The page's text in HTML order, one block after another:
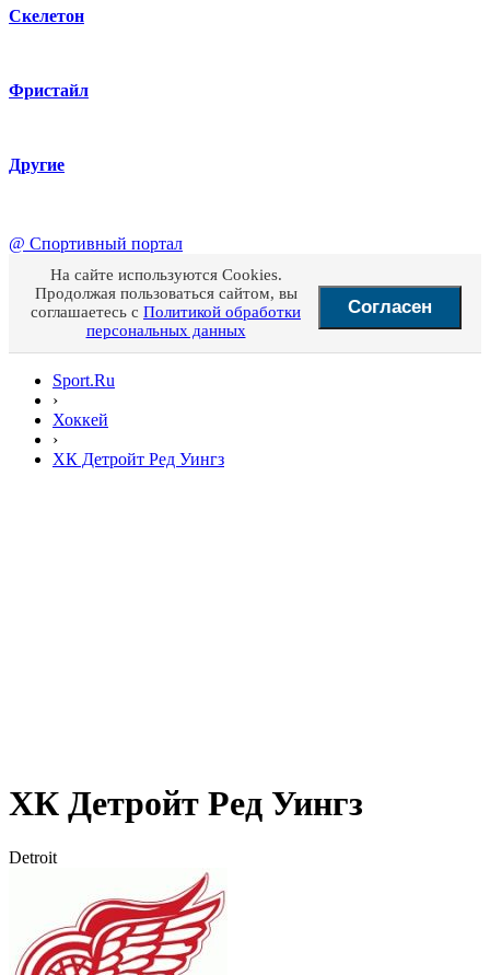
Скелетон
Фристайл
Другие
@ Спортивный портал
На сайте используются Cookies.
Продолжая пользоваться сайтом, вы
соглашаетесь с Политикой обработки
персональных данных
Согласен
Sport.Ru
›
Хоккей
›
ХК Детройт Ред Уингз
ХК Детройт Ред Уингз
Detroit